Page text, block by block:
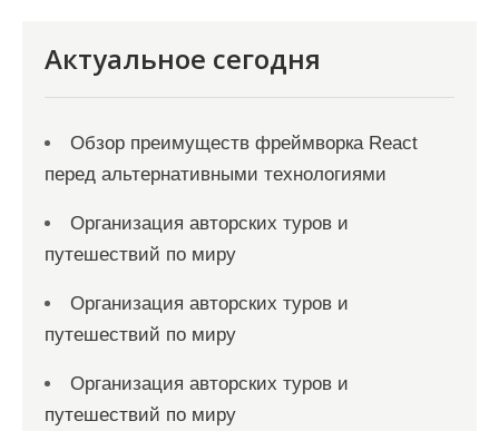
Актуальное сегодня
Обзор преимуществ фреймворка React
перед альтернативными технологиями
Организация авторских туров и
путешествий по миру
Организация авторских туров и
путешествий по миру
Организация авторских туров и
путешествий по миру